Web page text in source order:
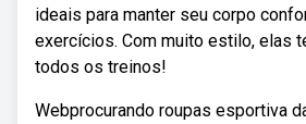
ideais para manter seu corpo
exercícios. Com muito estilo, elas
todos os treinos!
Webprocurando roupas esportiva